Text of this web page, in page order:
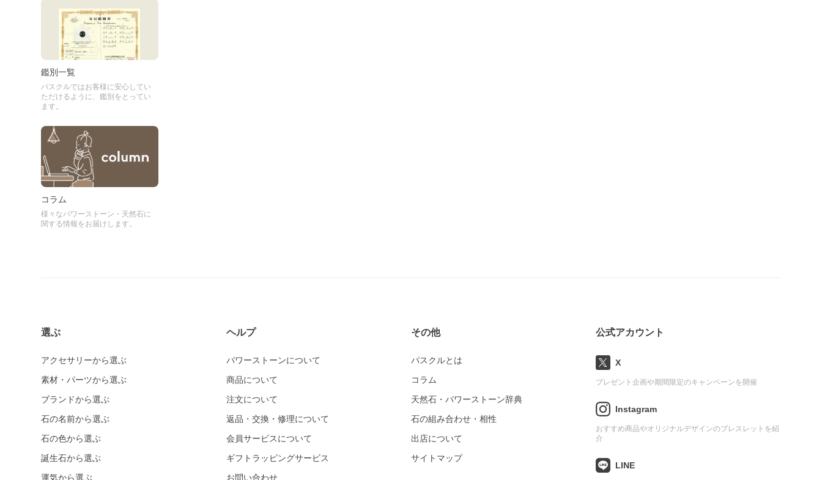
鑑別一覧
パスクルではお客様に安心してい
ただけるように、鑑別をとってい
ます。
コラム
様々なパワーストーン・天然石に
関する情報をお届けします。
選ぶ
アクセサリーから選ぶ
素材・パーツから選ぶ
ブランドから選ぶ
石の名前から選ぶ
石の色から選ぶ
誕生石から選ぶ
運気から選ぶ
ヘルプ
パワーストーンについて
商品について
注文について
返品・交換・修理について
会員サービスについて
ギフトラッピングサービス
お問い合わせ
その他
パスクルとは
コラム
天然石・パワーストーン辞典
石の組み合わせ・相性
出店について
サイトマップ
公式アカウント
X
プレゼント企画や期間限定のキャンペーンを開催
Instagram
おすすめ商品やオリジナルデザインのブレスレットを紹
介
LINE